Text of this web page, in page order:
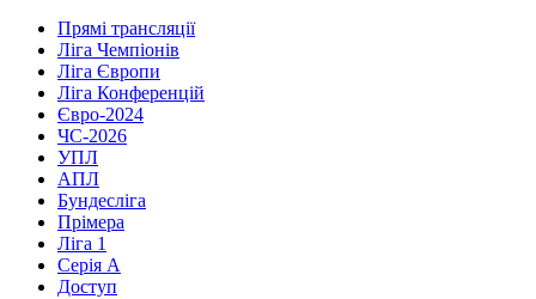
Прямі трансляції
Ліга Чемпіонів
Ліга Європи
Ліга Конференцій
Євро-2024
ЧС-2026
УПЛ
АПЛ
Бундесліга
Прімера
Ліга 1
Серія А
Доступ